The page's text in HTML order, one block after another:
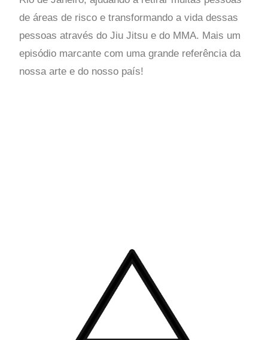
de áreas de risco e transformando a vida dessas
pessoas através do Jiu Jitsu e do MMA. Mais um
episódio marcante com uma grande referência da
nossa arte e do nosso país!